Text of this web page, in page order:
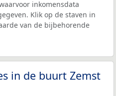
inkomensdata
Klik op de staven in
van de bijbehorende
in de buurt Zemst